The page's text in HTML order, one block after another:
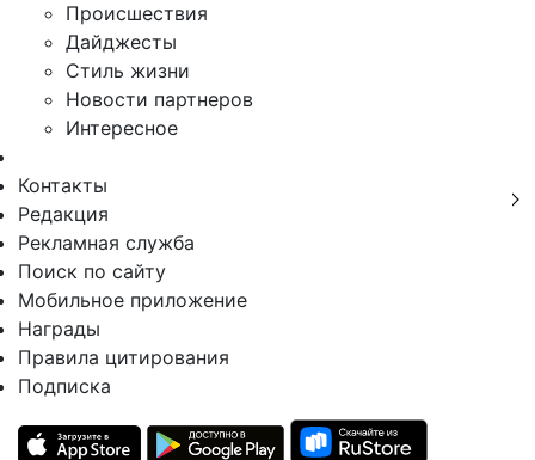
Происшествия
Дайджесты
Стиль жизни
Новости партнеров
Интересное
Контакты
Редакция
Рекламная служба
Поиск по сайту
Мобильное приложение
Награды
Правила цитирования
Подписка